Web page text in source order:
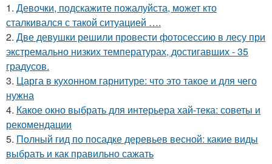
1. Девочки, подскажите пожалуйста, может кто
сталкивался с такой ситуацией ….
2. Две девушки решили провести фотосессию в лесу при
экстремально низких температурах, достигавших - 35
градусов.
3. Царга в кухонном гарнитуре: что это такое и для чего
нужна
4. Какое окно выбрать для интерьера хай-тека: советы и
рекомендации
5. Полный гид по посадке деревьев весной: какие виды
выбрать и как правильно сажать